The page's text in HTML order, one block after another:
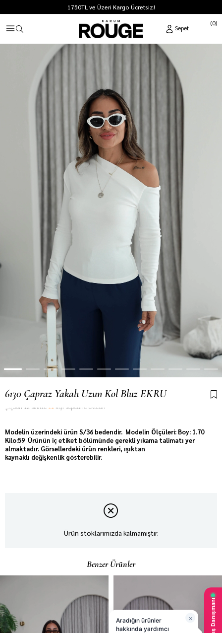
1750TL ve Üzeri Kargo Ücretsiz!
0
6130 Çapraz Yakalı Uzun Kol Bluz EKRU
kişi sepetine ekledi!
Modelin üzerindeki ürün S/36 bedendir. Modelin Ölçüleri: Boy: 1.70
Kilo:59 Ürünün iç etiket bölümünde gerekli yıkama talimatı yer
almaktadır. Görsellerdeki ürün renkleri, ışıktan
kaynaklı değişkenlik gösterebilir.
Ürün stoklarımızda kalmamıştır.
Benzer Ürünler